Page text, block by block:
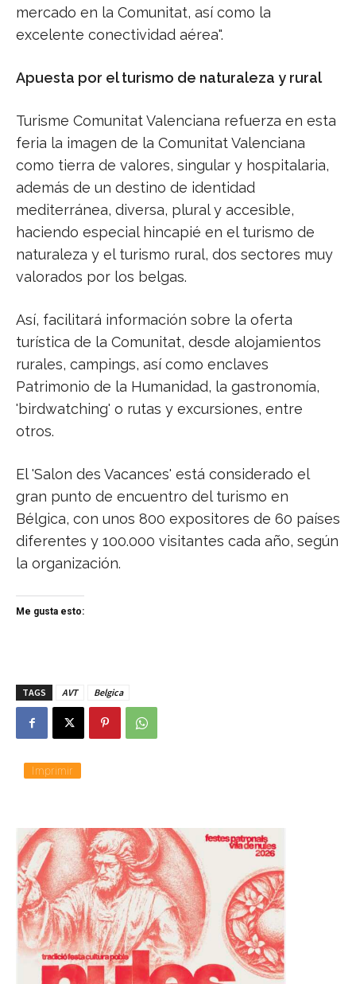
mercado en la Comunitat, así como la
excelente conectividad aérea".
Apuesta por el turismo de naturaleza y rural
Turisme Comunitat Valenciana refuerza en esta
feria la imagen de la Comunitat Valenciana
como tierra de valores, singular y hospitalaria,
además de un destino de identidad
mediterránea, diversa, plural y accesible,
haciendo especial hincapié en el turismo de
naturaleza y el turismo rural, dos sectores muy
valorados por los belgas.
Así, facilitará información sobre la oferta
turística de la Comunitat, desde alojamientos
rurales, campings, así como enclaves
Patrimonio de la Humanidad, la gastronomía,
'birdwatching' o rutas y excursiones, entre
otros.
El 'Salon des Vacances' está considerado el
gran punto de encuentro del turismo en
Bélgica, con unos 800 expositores de 60 países
diferentes y 100.000 visitantes cada año, según
la organización.
Me gusta esto:
TAGS AVT Belgica
Imprimir